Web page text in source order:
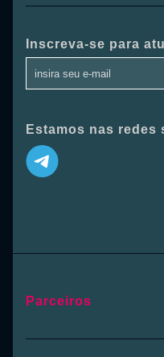
Inscreva-se para
Estamos nas redes
Parceiros